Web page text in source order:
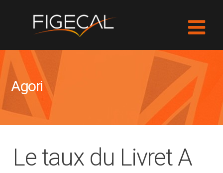
Agori
Le taux du Livret A